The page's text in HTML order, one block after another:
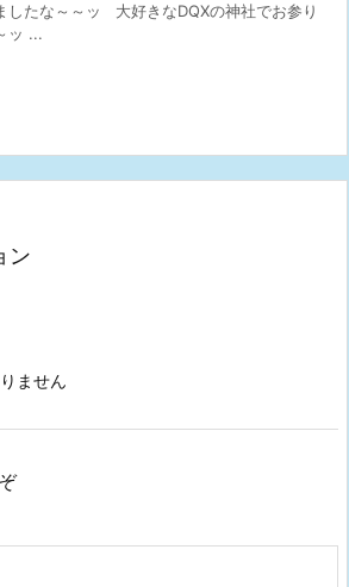
したな～～ッ 大好きなDQXの神社でお参り
ッ ...
ン
ません